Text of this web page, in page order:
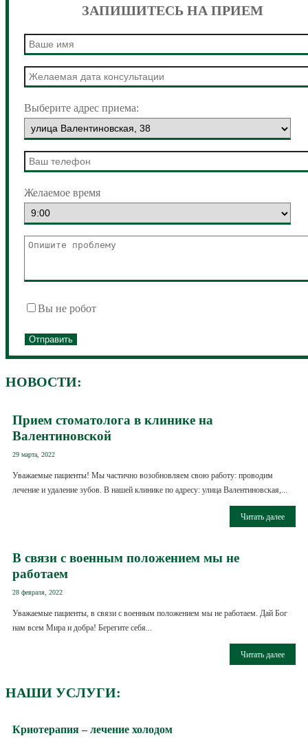
ЗАПИШИТЕСЬ НА ПРИЕМ
Выберите адрес приема:
Желаемое время
Вы не робот
НОВОСТИ:
Прием стоматолога в клинике на
Валентиновской
29 марта, 2022
Уважаемые пациенты! Мы частично возобновляем свою работу: проводим
лечение и удаление зубов. В нашей клинике по адресу: улица Валентиновская,...
Читать далее
В связи с военным положением мы не
работаем
28 февраля, 2022
Уважаемые пациенты, в связи с военным положением мы не работаем. Дай Бог
нам всем Мира и добра! Берегите себя...
Читать далее
НАШИ УСЛУГИ:
Криотерапия – лечение холодом